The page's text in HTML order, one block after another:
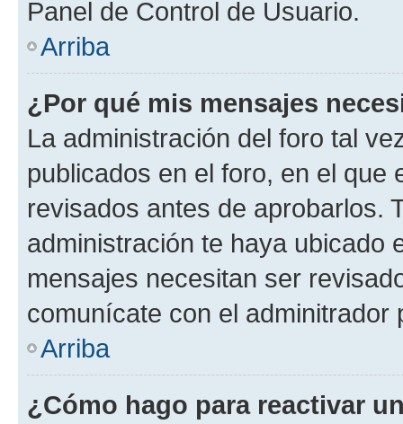
Panel de Control de Usuario.
Arriba
¿Por qué mis mensajes
La administración del foro tal
publicados en el foro, en el
revisados antes de aprobarlos.
administración te haya ubicado
mensajes necesitan ser
comunícate con el
Arriba
¿Cómo hago para reactivar